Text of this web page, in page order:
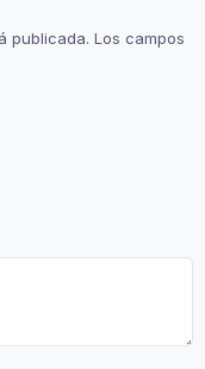
publicada. Los campos